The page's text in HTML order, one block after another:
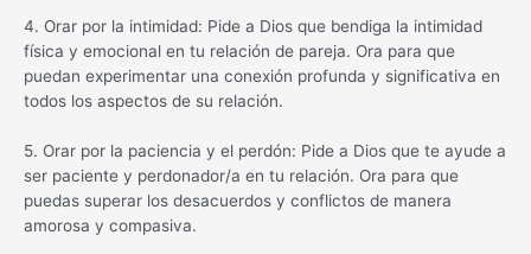
4. Orar por la intimidad: Pide a Dios que bendiga la intimidad
física y emocional en tu relación de pareja. Ora para que
puedan experimentar una conexión profunda y significativa en
todos los aspectos de su relación.
5. Orar por la paciencia y el perdón: Pide a Dios que te ayude a
ser paciente y perdonador/a en tu relación. Ora para que
puedas superar los desacuerdos y conflictos de manera
amorosa y compasiva.